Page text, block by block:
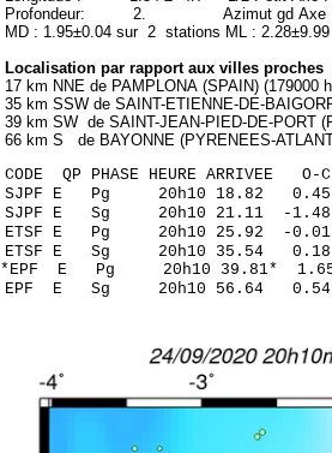
Profondeur: 2. Azimut gd Axe :
MD : 1.95±0.04 sur 2 stations ML :
Localisation par rapport aux villes proches
17 km NNE de PAMPLONA (SPAIN) (179000
35 km SSW de SAINT-ETIENNE-DE-
39 km SW de SAINT-JEAN-PIED-DE-PORT
66 km S de BAYONNE (PYRENEES-
CODE QP PHASE HEURE
SJPF E Pg 20h10
SJPF E Sg 20h10 21.11
ETSF E Pg 20h10
ETSF E Sg 20h10
*EPF E Pg 20h10
EPF E Sg 20h10 56.64